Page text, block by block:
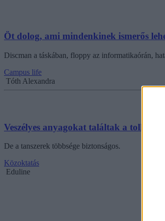
Öt dolog, ami mindenkinek ismerős
Discman a táskában, floppy az informatikaórán,
Campus life
Tóth Alexandra
Veszélyes anyagokat találtak a
De a tanszerek többsége biztonságos.
Közoktatás
Eduline